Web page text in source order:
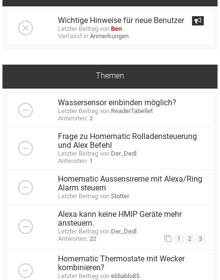
Wichtige Hinweise für neue Benutzer
Letzter Beitrag von Ben
Verfasst in Anmerkungen
Themen
Wassersensor einbinden möglich?
Letzter Beitrag von ReaderTabellet
Antworten: 2
Frage zu Homematic Rolladensteuerung
und Alex Befehl
Letzter Beitrag von Der_Dedl
Antworten: 1
Homematic Aussensireme mit Alexa/Ring
Alarm steuern
Letzter Beitrag von Slotter
Alexa kann keine HMIP Geräte mehr
ansteuern.
Letzter Beitrag von Der_Dedl
Antworten: 22 1 2 3
Homematic Thermostate mit Wecker
kombinieren?
Letzter Beitrag von eldiablo85